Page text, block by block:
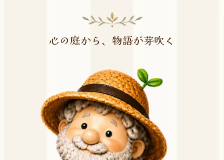
心の庭から、物語が芽吹く